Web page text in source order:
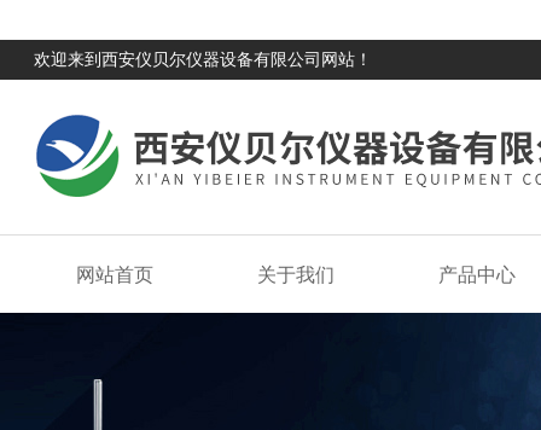
欢迎来到西安仪贝尔仪器设备有限公司网站！
网站首页 关于我们 产品中心